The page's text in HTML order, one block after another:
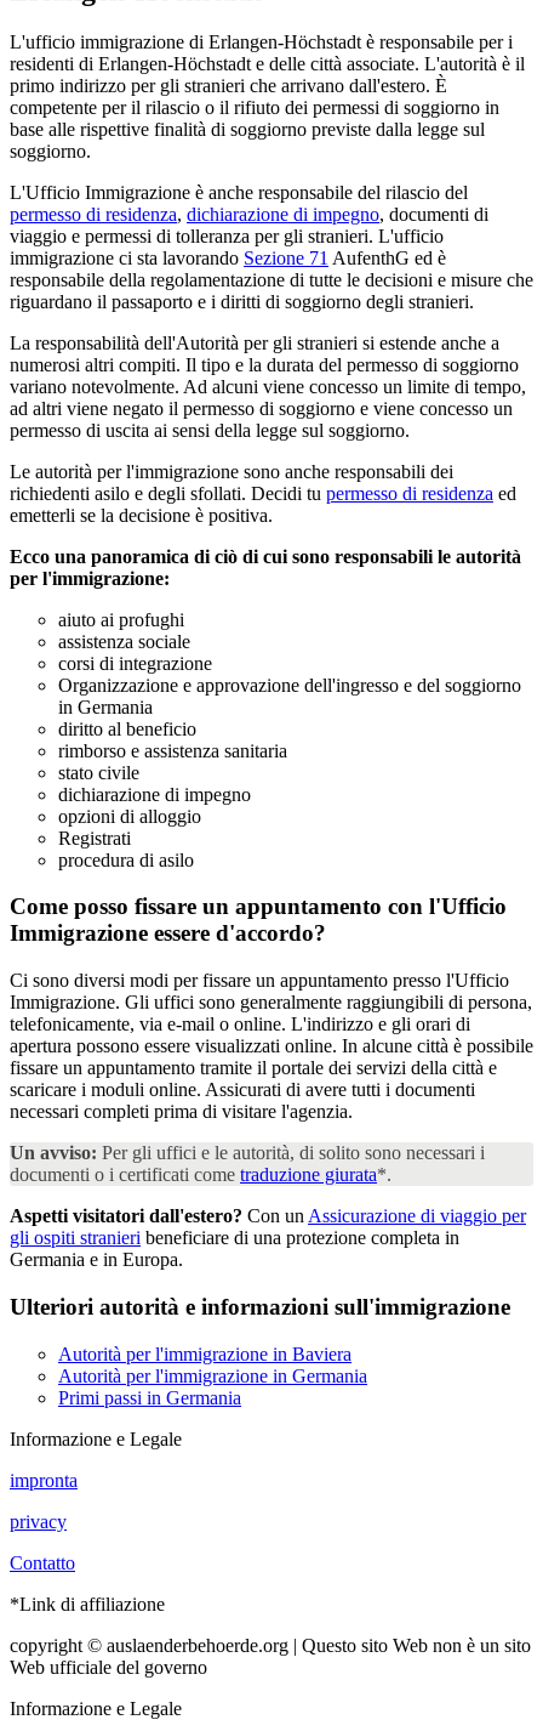
L'ufficio immigrazione di Erlangen-Höchstadt è responsabile per i
residenti di Erlangen-Höchstadt e delle città associate. L'autorità è il
primo indirizzo per gli stranieri che arrivano dall'estero. È
competente per il rilascio o il rifiuto dei permessi di soggiorno in
base alle rispettive finalità di soggiorno previste dalla legge sul
soggiorno.
L'Ufficio Immigrazione è anche responsabile del rilascio del
permesso di residenza, dichiarazione di impegno, documenti di
viaggio e permessi di tolleranza per gli stranieri. L'ufficio
immigrazione ci sta lavorando Sezione 71 AufenthG ed è
responsabile della regolamentazione di tutte le decisioni e misure che
riguardano il passaporto e i diritti di soggiorno degli stranieri.
La responsabilità dell'Autorità per gli stranieri si estende anche a
numerosi altri compiti. Il tipo e la durata del permesso di soggiorno
variano notevolmente. Ad alcuni viene concesso un limite di tempo,
ad altri viene negato il permesso di soggiorno e viene concesso un
permesso di uscita ai sensi della legge sul soggiorno.
Le autorità per l'immigrazione sono anche responsabili dei
richiedenti asilo e degli sfollati. Decidi tu permesso di residenza ed
emetterli se la decisione è positiva.
Ecco una panoramica di ciò di cui sono responsabili le autorità
per l'immigrazione:
aiuto ai profughi
assistenza sociale
corsi di integrazione
Organizzazione e approvazione dell'ingresso e del soggiorno
in Germania
diritto al beneficio
rimborso e assistenza sanitaria
stato civile
dichiarazione di impegno
opzioni di alloggio
Registrati
procedura di asilo
Come posso fissare un appuntamento con l'Ufficio
Immigrazione essere d'accordo?
Ci sono diversi modi per fissare un appuntamento presso l'Ufficio
Immigrazione. Gli uffici sono generalmente raggiungibili di persona,
telefonicamente, via e-mail o online. L'indirizzo e gli orari di
apertura possono essere visualizzati online. In alcune città è possibile
fissare un appuntamento tramite il portale dei servizi della città e
scaricare i moduli online. Assicurati di avere tutti i documenti
necessari completi prima di visitare l'agenzia.
Un avviso: Per gli uffici e le autorità, di solito sono necessari i
documenti o i certificati come traduzione giurata*.
Aspetti visitatori dall'estero? Con un Assicurazione di viaggio per
gli ospiti stranieri beneficiare di una protezione completa in
Germania e in Europa.
Ulteriori autorità e informazioni sull'immigrazione
Autorità per l'immigrazione in Baviera
Autorità per l'immigrazione in Germania
Primi passi in Germania
Informazione e Legale
impronta
privacy
Contatto
*Link di affiliazione
copyright © auslaenderbehoerde.org | Questo sito Web non è un sito
Web ufficiale del governo
Informazione e Legale